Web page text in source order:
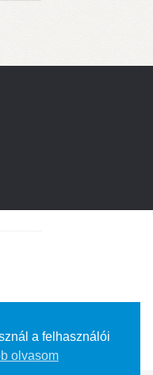
a felhasználói
olvasom